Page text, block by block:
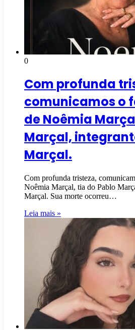
0
Com profunda
comunicamos o
de Noêmia
Marçal,
Marçal.
Com profunda tristeza,
Noêmia Marçal, tia do Pablo
Marçal. Sua morte ocorreu…
Leia mais »